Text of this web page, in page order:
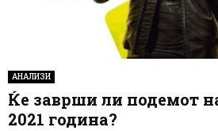
АНАЛИЗИ
Ќе заврши ли подемот
2021 година?